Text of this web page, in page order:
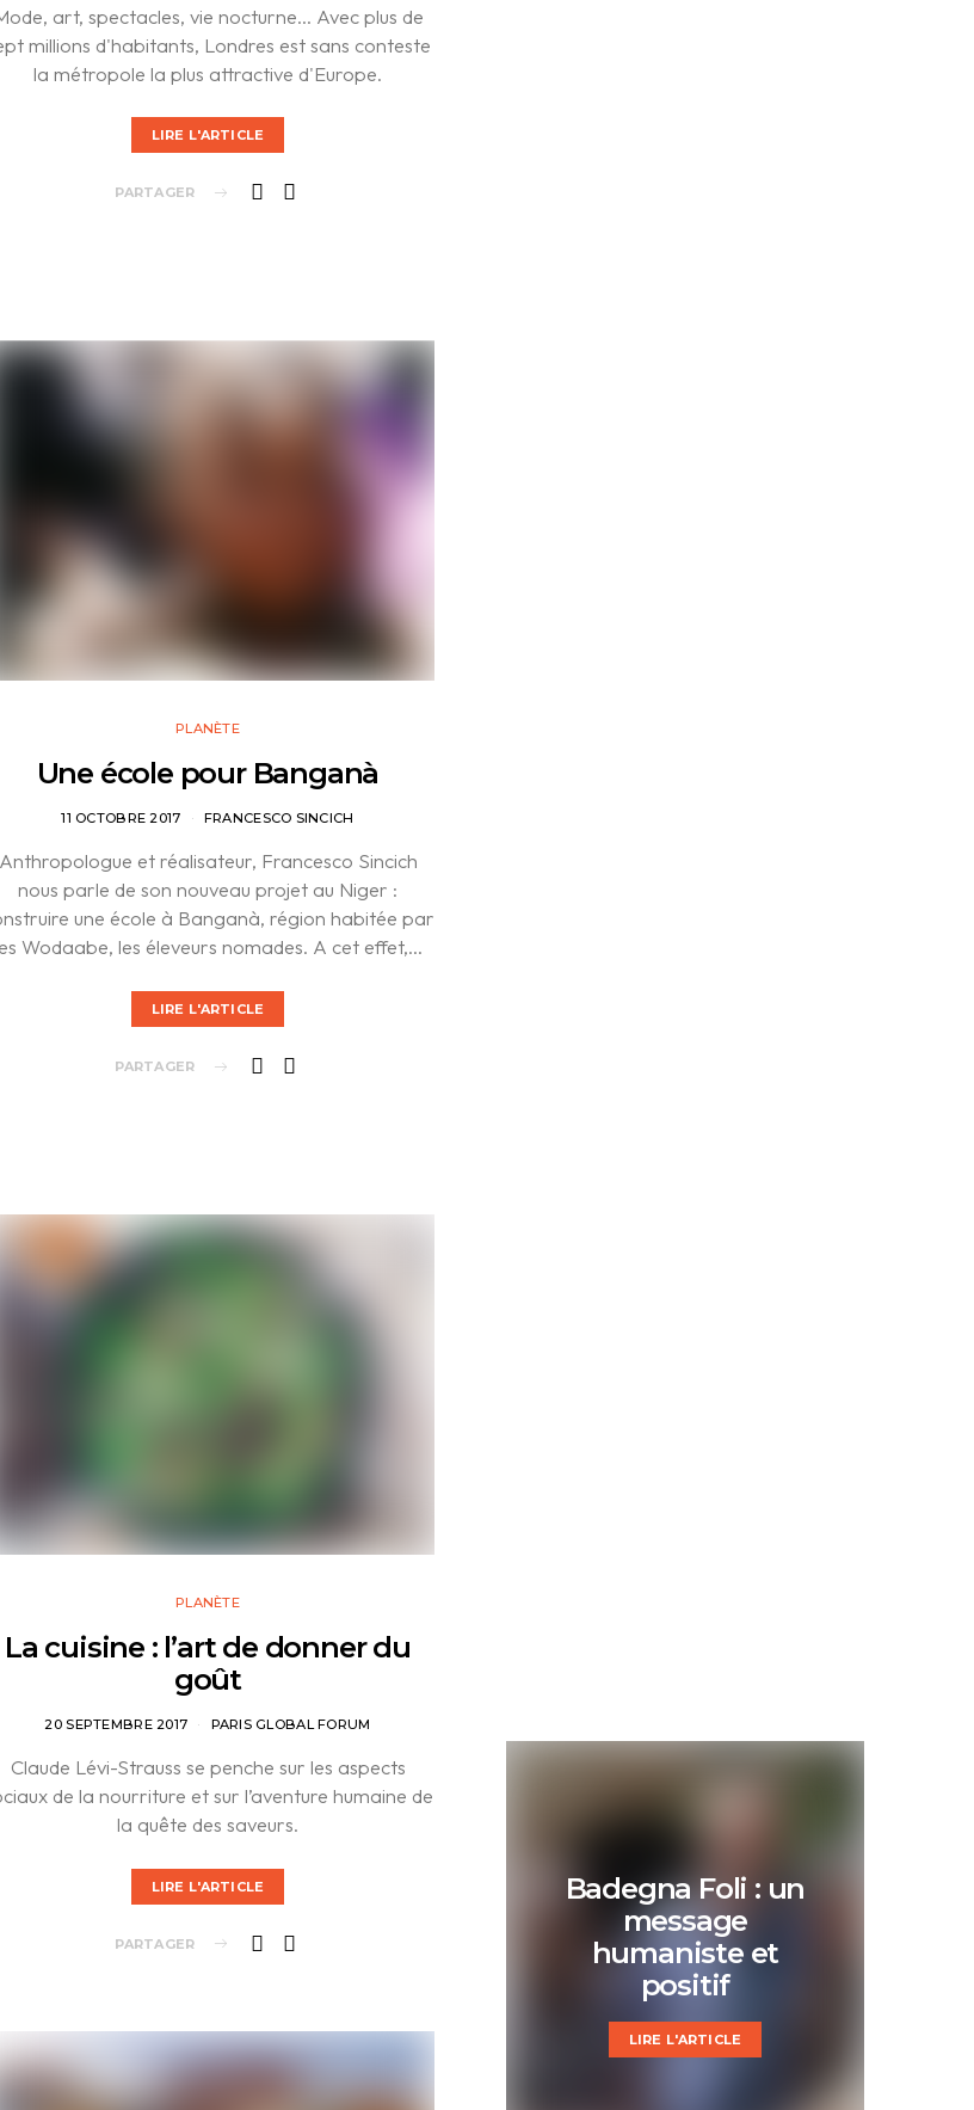
art, spectacles, vie nocturne... Avec plus de
millions d'habitants, Londres est sans conteste
la métropole la plus attractive d'Europe.
LIRE L'ARTICLE
PARTAGER
PLANÈTE
Une école pour Banganà
11 OCTOBRE 2017 FRANCESCO SINCICH
Anthropologue et réalisateur, Francesco Sincich
nous parle de son nouveau projet au Niger :
une école à Banganà, région habitée par
Wodaabe, les éleveurs nomades. A cet effet,…
LIRE L'ARTICLE
PARTAGER
PLANÈTE
La cuisine : l’art de donner du
goût
20 SEPTEMBRE 2017 PARIS GLOBAL FORUM
Claude Lévi-Strauss se penche sur les aspects
de la nourriture et sur l’aventure humaine de
la quête des saveurs.
LIRE L'ARTICLE
PARTAGER
Badegna Foli : un
message
humaniste et
positif
LIRE L'ARTICLE